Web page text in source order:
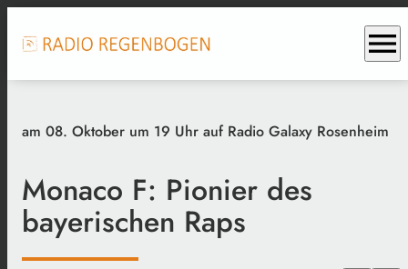
menu
am 08. Oktober um 19 Uhr auf Radio Galaxy Rosenheim
Monaco F: Pionier des
bayerischen Raps